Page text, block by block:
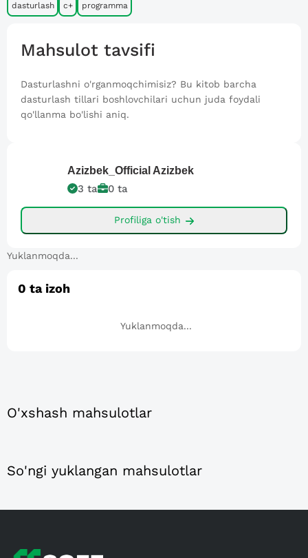
dasturlash c+ programma
Mahsulot tavsifi
Dasturlashni o'rganmoqchimisiz? Bu kitob barcha
dasturlash tillari boshlovchilari uchun juda foydali
qo'llanma bo'lishi aniq.
Azizbek_Official Azizbek
3 ta 0 ta
Profiliga o'tish
Yuklanmoqda...
0 ta izoh
Yuklanmoqda...
O'xshash mahsulotlar
So'ngi yuklangan mahsulotlar